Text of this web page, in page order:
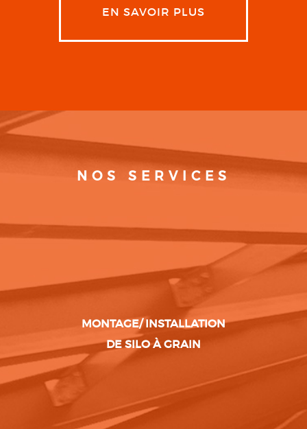
EN SAVOIR PLUS
NOS SERVICES
MONTAGE/ INSTALLATION
DE SILO À GRAIN